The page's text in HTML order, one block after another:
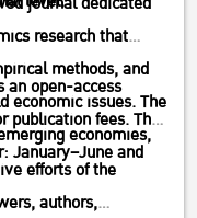
research that
methods, and
issues. The
economies,
an open-access
publication fees. The
January–June and
efforts of the
authors,